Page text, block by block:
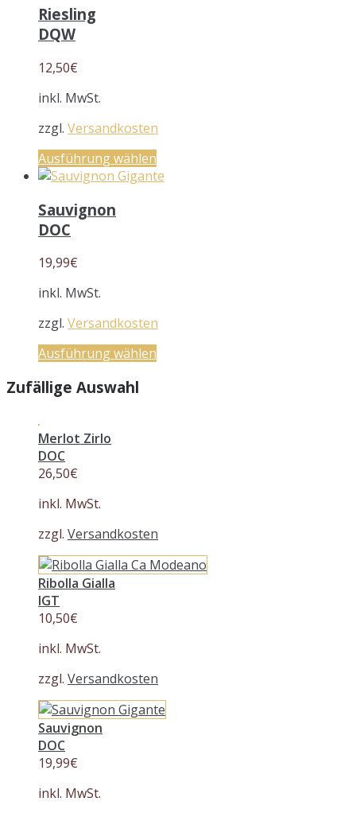
Riesling
DQW
12,50€
inkl. MwSt.
zzgl. Versandkosten
Ausführung wählen
Sauvignon
DOC
19,99€
inkl. MwSt.
zzgl. Versandkosten
Ausführung wählen
Zufällige Auswahl
Merlot Zirlo
DOC
26,50€
inkl. MwSt.
zzgl. Versandkosten
Ribolla Gialla
IGT
10,50€
inkl. MwSt.
zzgl. Versandkosten
Sauvignon
DOC
19,99€
inkl. MwSt.